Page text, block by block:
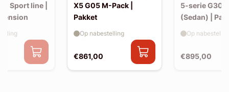
Sport line |
X5 G05 M-Pack |
Pakket
€861,00
Op nabestelling
5-serie G30
(Sedan) |
€895,00
Op